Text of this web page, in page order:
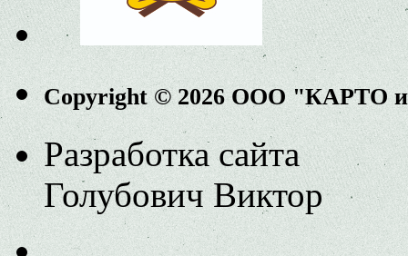
Copyright © 2026 ООО "КАРТО
Разработка сайта
Голубович Виктор